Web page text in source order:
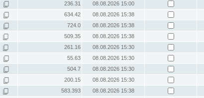
236.31
08.08.2026 15:00
634.42
08.08.2026 15:38
724.0
08.08.2026 15:38
509.35
08.08.2026 15:38
261.16
08.08.2026 15:30
55.63
08.08.2026 15:30
504.7
08.08.2026 15:30
200.15
08.08.2026 15:30
583.393
08.08.2026 15:38